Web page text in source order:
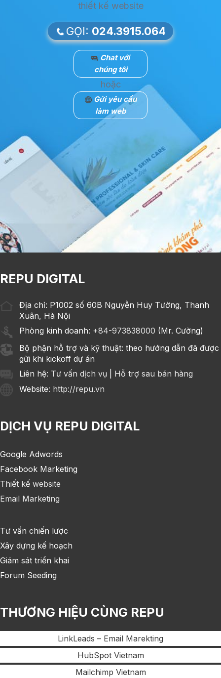
thiết kế website
GỌI: 024.3915.064
Chat với
chúng tôi
hoặc
Gửi yêu cầu
làm web
REPU DIGITAL
Địa chỉ: P1002 số 60B Nguyễn Huy Tưởng, Thanh
Xuân, Hà Nội
Phòng kinh doanh: +84-973838000 (Mr. Cường)
Bộ phận hỗ trợ và kỹ thuật: theo hướng dẫn đã được
gửi khi kickoff dự án
Liên hệ: Tư vấn dịch vụ
Hỗ trợ sau bán hàng
Website: http://repu.vn
DỊCH VỤ REPU DIGITAL
Google Adwords
Facebook Marketing
Thiết kế website
Email Marketing
Tư vấn chiến lược
Xây dựng kế hoạch
Giám sát triển khai
Forum Seeding
THƯƠNG HIỆU CÙNG REPU
LinkLeads – Email Marekting
HubSpot Vietnam
Mailchimp Vietnam